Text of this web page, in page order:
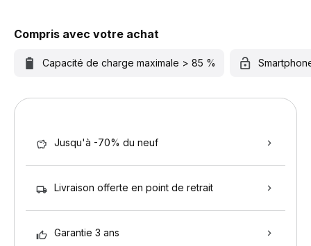
Compris avec votre achat
Capacité de charge maximale > 85 %
Jusqu'à -70% du neuf
Livraison offerte en point de retrait
Garantie 3 ans